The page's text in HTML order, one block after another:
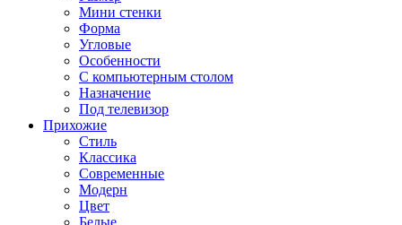
Мини стенки
Форма
Угловые
Особенности
С компьютерным столом
Назначение
Под телевизор
Прихожие
Стиль
Классика
Современные
Модерн
Цвет
Белые